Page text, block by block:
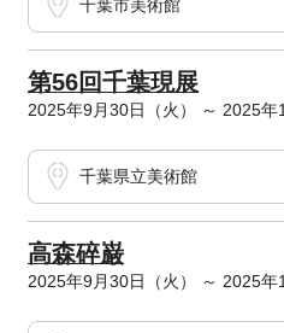
千葉市美術館
第56回千葉現展
2025年9月30日（火） ～ 2025年
千葉県立美術館
高森碎巌
2025年9月30日（火） ～ 2025年